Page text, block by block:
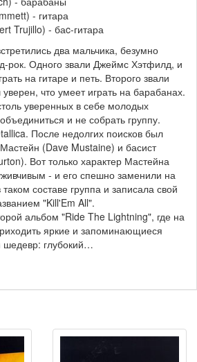
- гитара
Trujillo) - баc-гитара
два мальчика, безумно
рок. Одного звали Джеймс Хэтфилд, и
на гитаре и петь. Второго звали
что умеет играть на барабанах.
уверенных в себе молодых
и не собрать группу.
После недолгих поисков был
(Dave Mustaine) и басист
Вот только характер Мастейна
- и его спешно заменили на
составе группа и записала свой
"Kill'Em All".
альбом "Ride The Lightning", где на
яркие и запоминающиеся
глубокий…